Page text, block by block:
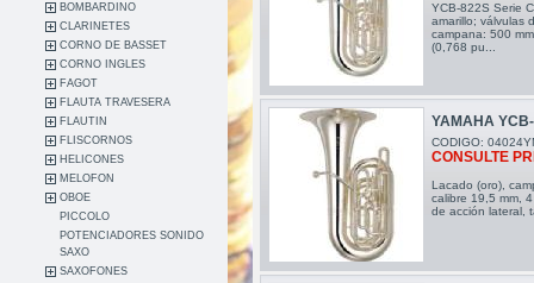
BOMBARDINO
CLARINETES
CORNO DE BASSET
CORNO INGLES
FAGOT
FLAUTA TRAVESERA
FLAUTIN
FLISCORNOS
HELICONES
MELOFON
OBOE
PICCOLO
POTENCIADORES SONIDO
SAXO
SAXOFONES
YCB-822S Serie
amarillo; válvulas
campana: 500
(0,768 pu...
YAMAHA
CODIGO:
CONSULTE
Lacado (oro),
calibre 19,5 mm,
de acción lateral,